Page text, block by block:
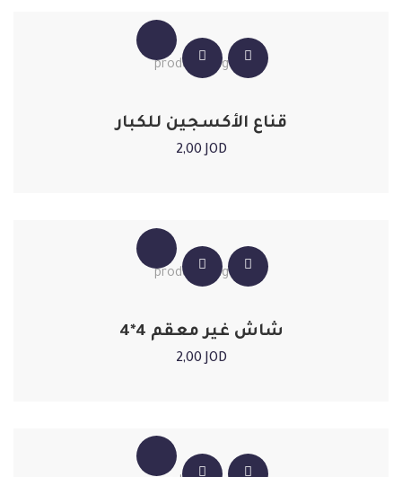
قناع الأكسجين للكبار
2,00JOD
شاش غير معقم 4*4
2,00JOD